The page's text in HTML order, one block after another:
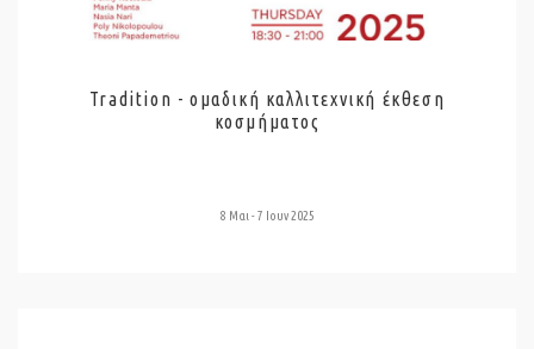
Tradition - ομαδική καλλιτεχνική έκθεση
κοσμήματος
8 Μαι - 7 Ιουν 2025